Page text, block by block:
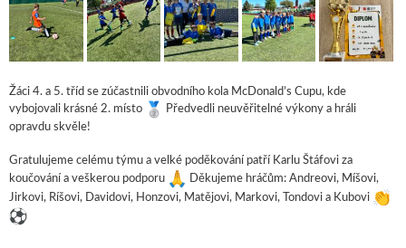
Žáci 4. a 5. tříd se zúčastnili obvodního kola McDonald’s Cupu, kde
vybojovali krásné 2. místo
Předvedli neuvěřitelné výkony a hráli
opravdu skvěle!
Gratulujeme celému týmu a velké poděkování patří Karlu Štáfovi za
koučování a veškerou podporu
Děkujeme hráčům: Andreovi, Míšovi,
Jirkovi, Ríšovi, Davidovi, Honzovi, Matějovi, Markovi, Tondovi a Kubovi